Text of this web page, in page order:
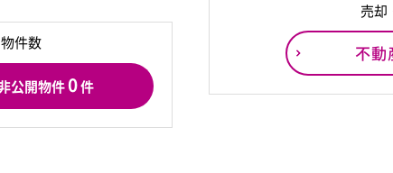
件数
公開物件0件
売却
不動